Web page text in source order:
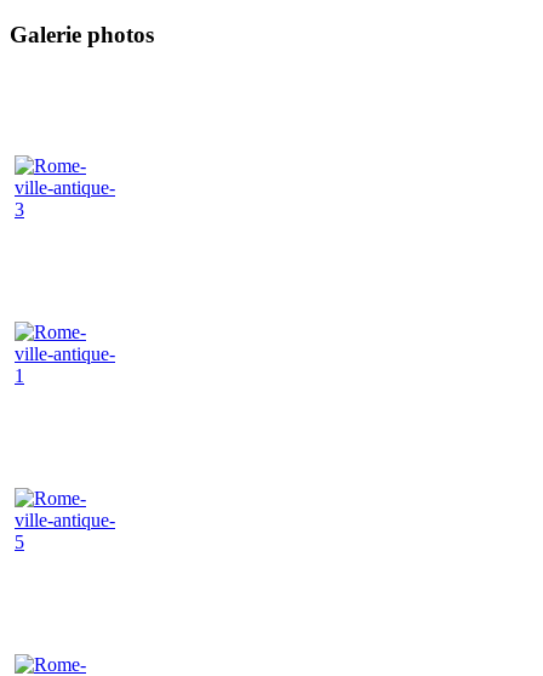
Galerie photos